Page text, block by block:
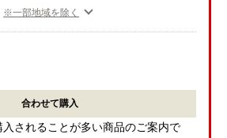
※一部地域を除く
合わせて購入
されることが多い商品のご案内で